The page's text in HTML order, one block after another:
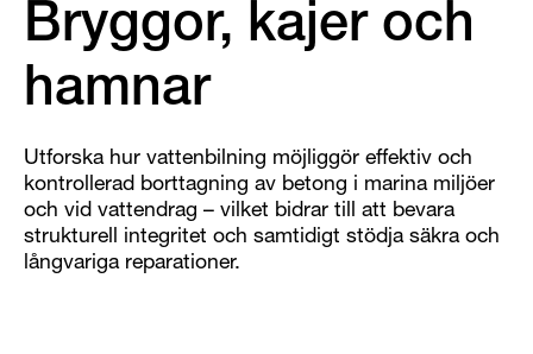
Bryggor, kajer och
hamnar
Utforska hur vattenbilning möjliggör effektiv och
kontrollerad borttagning av betong i marina miljöer
och vid vattendrag – vilket bidrar till att bevara
strukturell integritet och samtidigt stödja säkra och
långvariga reparationer.